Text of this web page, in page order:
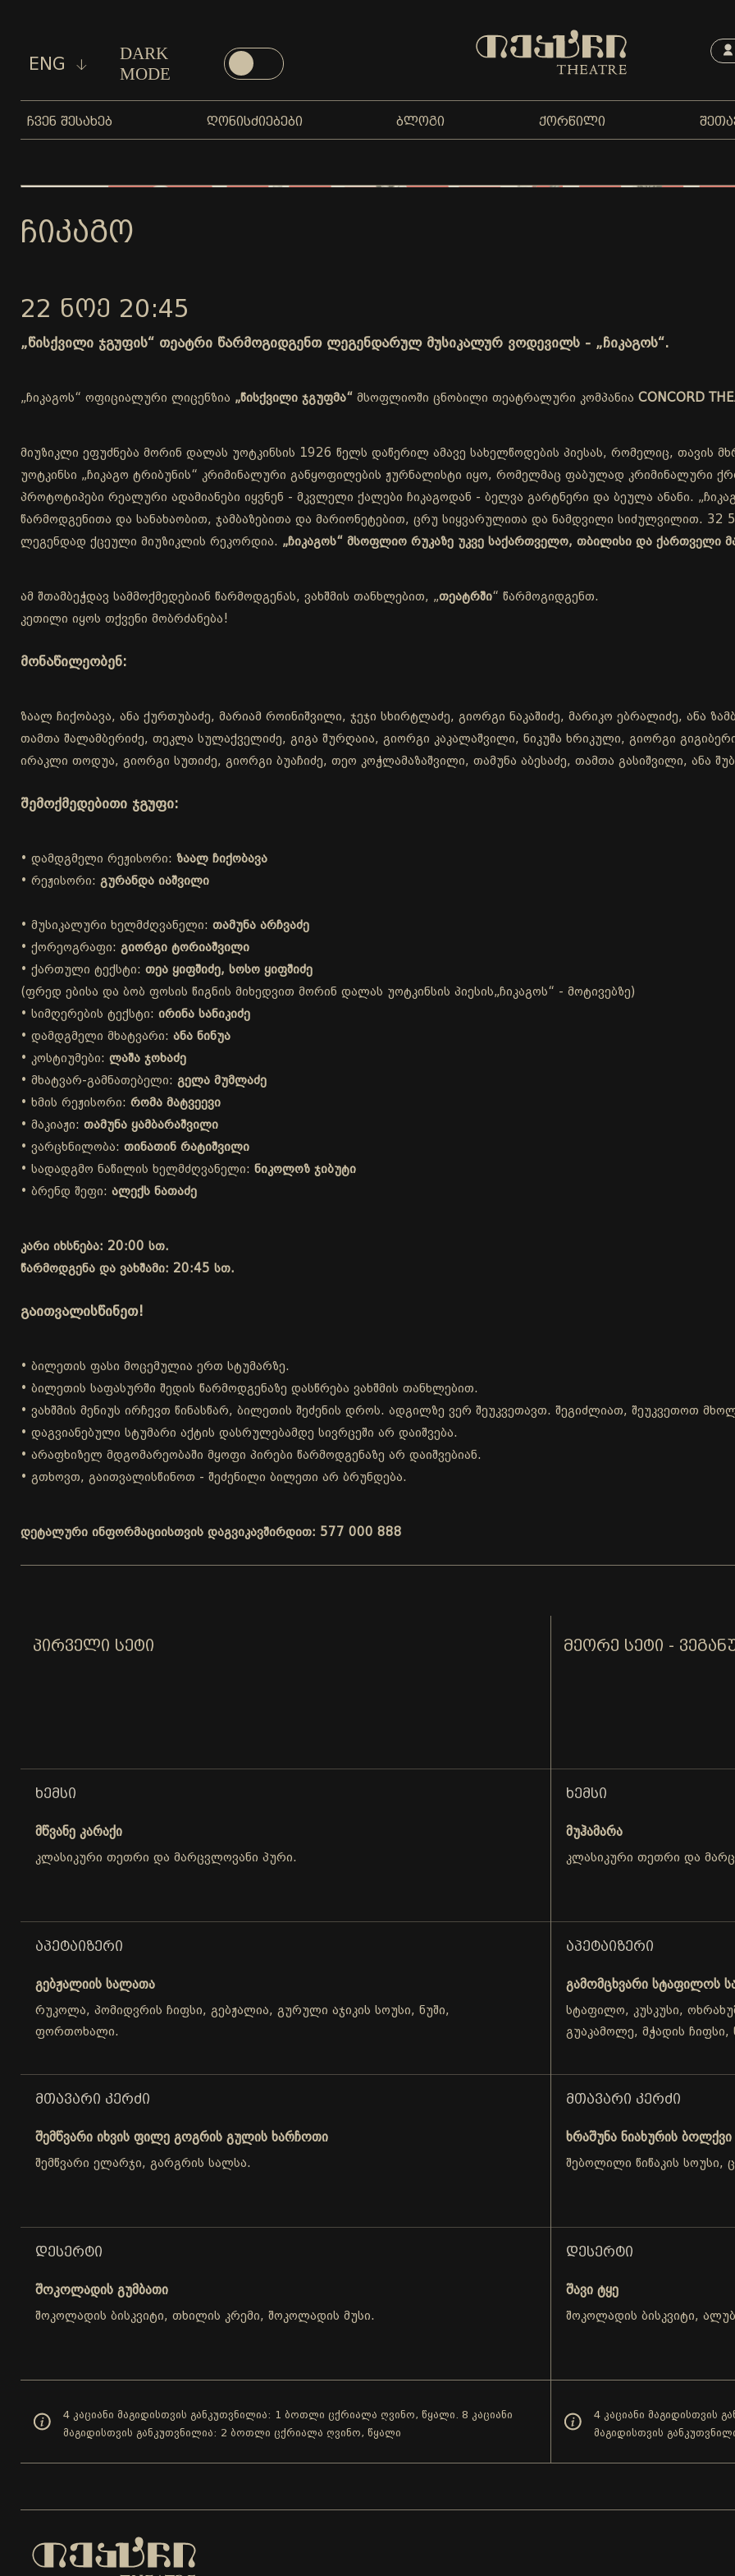
ENG
DARK
MODE
ᲩᲕᲔᲜ ᲨᲔᲡᲐᲮᲔᲑ ᲦᲝᲜᲘᲡᲫᲘᲔᲑᲔᲑᲘ ᲑᲚᲝᲒᲘ ᲥᲝᲠᲬᲘᲚᲘ
ᲩᲘᲙᲐᲒᲝ
22 ᲜᲝᲔ 20:45
„წისქვილი ჯგუფის“ თეატრი წარმოგიდგენთ ლეგენდარულ მუსიკალურ ვოდევილს - „ჩიკაგოს“.
„ჩიკაგოს“ ოფიციალური ლიცენზია „წისქვილი ჯგუფმა“ მსოფლიოში ცნობილი თეატრალური კომპანია CONCORD
მიუზიკლი ეფუძნება მორინ დალას უოტკინსის 1926 წელს დაწერილ ამავე სახელწოდების პიესას, რომელიც, თავის
უოტკინსი „ჩიკაგო ტრიბუნის“ კრიმინალური განყოფილების ჟურნალისტი იყო, რომელმაც ფაბულად კრიმინალური
პროტოტიპები რეალური ადამიანები იყვნენ - მკვლელი ქალები ჩიკაგოდან - ბელვა გარტნერი და ბეულა ანანი.
წარმოდგენითა და სანახაობით, ჯამბაზებითა და მარიონეტებით, ცრუ სიყვარულითა და ნამდვილი სიძულვილით. 32
ლეგენდად ქცეული მიუზიკლის რეკორდია. „ჩიკაგოს“ მსოფლიო რუკაზე უკვე საქართველო, თბილისი და ქართველი
ამ შთამბეჭდავ სამმოქმედებიან წარმოდგენას, ვახშმის თანხლებით, „თეატრში“ წარმოგიდგენთ.
კეთილი იყოს თქვენი მობრძანება!
მონაწილეობენ:
ზაალ ჩიქობავა, ანა ქურთუბაძე, მარიამ როინიშვილი, ჯეჯი სხირტლაძე, გიორგი ნაკაშიძე, მარიკო ებრალიძე, ანა
თამთა შალამბერიძე, თეკლა სულაქველიძე, გიგა შურღაია, გიორგი კაკალაშვილი, ნიკუშა ხრიკული, გიორგი
ირაკლი თოდუა, გიორგი სუთიძე, გიორგი ბუაჩიძე, თეო კოჭლამაზაშვილი, თამუნა აბესაძე, თამთა გასიშვილი, ანა
შემოქმედებითი ჯგუფი:
• დამდგმელი რეჟისორი: ზაალ ჩიქობავა
• რეჟისორი: გურანდა იაშვილი
• მუსიკალური ხელმძღვანელი: თამუნა არჩვაძე
• ქორეოგრაფი: გიორგი ტორიაშვილი
• ქართული ტექსტი: თეა ყიფშიძე, სოსო ყიფშიძე
(ფრედ ებისა და ბობ ფოსის წიგნის მიხედვით მორინ დალას უოტკინსის პიესის„ჩიკაგოს“ - მოტივებზე)
• სიმღერების ტექსტი: ირინა სანიკიძე
• დამდგმელი მხატვარი: ანა ნინუა
• კოსტიუმები: ლაშა ჯოხაძე
• მხატვარ-გამნათებელი: გელა მუმლაძე
• ხმის რეჟისორი: რომა მატვეევი
• მაკიაჟი: თამუნა ყამბარაშვილი
• ვარცხნილობა: თინათინ რატიშვილი
• სადადგმო ნაწილის ხელმძღვანელი: ნიკოლოზ ჯიბუტი
• ბრენდ შეფი: ალექს ნათაძე
კარი იხსნება: 20:00 სთ.
წარმოდგენა და ვახშამი: 20:45 სთ.
გაითვალისწინეთ!
• ბილეთის ფასი მოცემულია ერთ სტუმარზე.
• ბილეთის საფასურში შედის წარმოდგენაზე დასწრება ვახშმის თანხლებით.
• ვახშმის მენიუს ირჩევთ წინასწარ, ბილეთის შეძენის დროს. ადგილზე ვერ შეუკვეთავთ. შეგიძლიათ, შეუკვეთოთ
• დაგვიანებული სტუმარი აქტის დასრულებამდე სივრცეში არ დაიშვება.
• არაფხიზელ მდგომარეობაში მყოფი პირები წარმოდგენაზე არ დაიშვებიან.
• გთხოვთ, გაითვალისწინოთ - შეძენილი ბილეთი არ ბრუნდება.
დეტალური ინფორმაციისთვის დაგვიკავშირდით: 577 000 888
ᲞᲘᲠᲕᲔᲚᲘ ᲡᲔᲢᲘ
ᲮᲔᲛᲡᲘ
მწვანე კარაქი
კლასიკური თეთრი და მარცვლოვანი პური.
ᲐᲞᲔᲢᲐᲘᲖᲔᲠᲘ
გებჟალიის სალათა
რუკოლა, პომიდვრის ჩიფსი, გებჟალია, გურული აჯიკის სოუსი, ნუში,
ფორთოხალი.
ᲛᲗᲐᲕᲐᲠᲘ ᲙᲔᲠᲫᲘ
შემწვარი იხვის ფილე გოგრის გულის ხარჩოთი
შემწვარი ელარჯი, გარგრის სალსა.
ᲓᲔᲡᲔᲠᲢᲘ
შოკოლადის გუმბათი
შოკოლადის ბისკვიტი, თხილის კრემი, შოკოლადის მუსი.
4 კაციანი მაგიდისთვის განკუთვნილია: 1 ბოთლი ცქრიალა ღვინო, წყალი. 8 კაციანი
მაგიდისთვის განკუთვნილია: 2 ბოთლი ცქრიალა ღვინო, წყალი
ᲛᲔᲝᲠᲔ ᲡᲔᲢᲘ -
ᲮᲔᲛᲡᲘ
მუჰამარა
კლასიკური თეთრი და
ᲐᲞᲔᲢᲐᲘᲖᲔᲠᲘ
გამომცხვარი სტაფილოს
სტაფილო, კუსკუსი,
გუაკამოლე, მჭადის ჩიფსი,
ᲛᲗᲐᲕᲐᲠᲘ ᲙᲔᲠᲫᲘ
ხრაშუნა ნიახურის ბოლქვი
შებოლილი წიწაკის სოუსი,
ᲓᲔᲡᲔᲠᲢᲘ
შავი ტყე
შოკოლადის ბისკვიტი,
4 კაციანი მაგიდისთვის
მაგიდისთვის